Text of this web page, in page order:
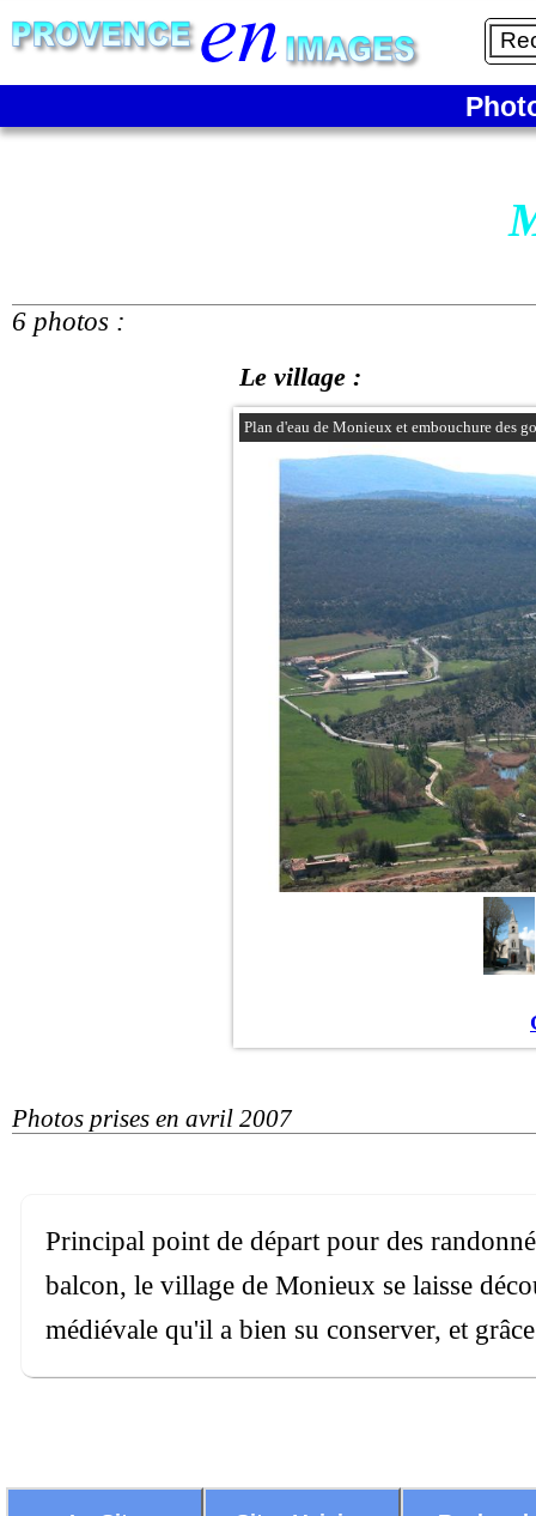
6 photos :
Le village :
Plan d'eau de Monieux et embouchure des
Photos prises en avril 2007
Principal point de départ pour des
balcon, le village de Monieux se laisse
médiévale qu'il a bien su conserver, et